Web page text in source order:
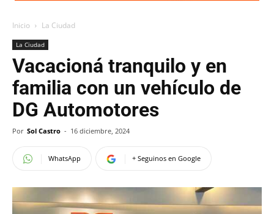
Inicio La Ciudad
La Ciudad
Vacacioná tranquilo y en
familia con un vehículo de
DG Automotores
Por Sol Castro - 16 diciembre, 2024
WhatsApp + Seguinos en Google